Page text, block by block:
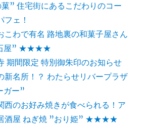
菓” 住宅街にあるこだわりのコー
フェ！
こわで有名 路地裏の和菓子屋さん
石屋” ★★★★
期間限定 特別御朱印のお知らせ
新名所！？ わたらせリバープラザ
ガー”
西のお好み焼きが食べられる！ア
酒屋 ねぎ焼 ”おり姫” ★★★★